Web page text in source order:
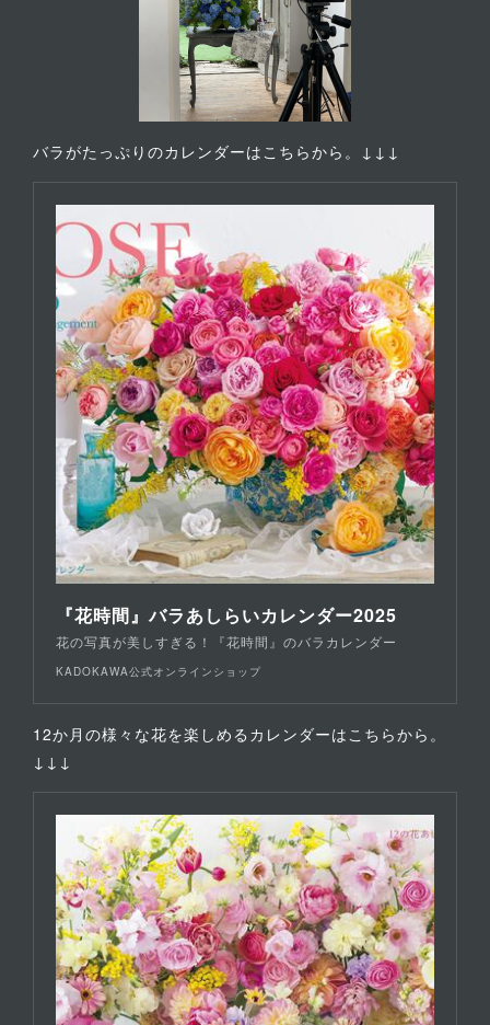
バラがたっぷりのカレンダーはこちらから。↓↓↓
『花時間』バラあしらいカレンダー2025
花の写真が美しすぎる！『花時間』のバラカレンダー
KADOKAWA公式オンラインショップ
12か月の様々な花を楽しめるカレンダーはこちらから。
↓↓↓